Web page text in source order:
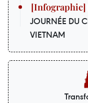
JOURNÉE DU
VIETNAM